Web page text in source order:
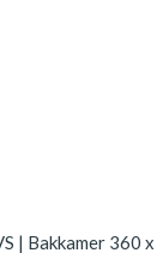
| Bakkamer 360 x